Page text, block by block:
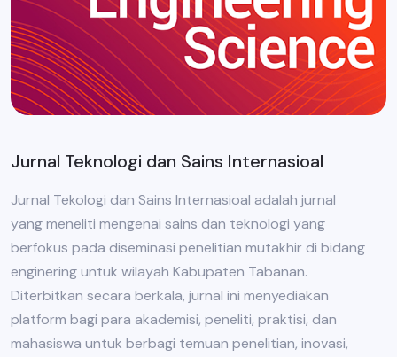
Jurnal Teknologi dan Sains Internasioal
Jurnal Tekologi dan Sains Internasioal adalah jurnal
yang meneliti mengenai sains dan teknologi yang
berfokus pada diseminasi penelitian mutakhir di bidang
enginering untuk wilayah Kabupaten Tabanan.
Diterbitkan secara berkala, jurnal ini menyediakan
platform bagi para akademisi, peneliti, praktisi, dan
mahasiswa untuk berbagi temuan penelitian, inovasi,